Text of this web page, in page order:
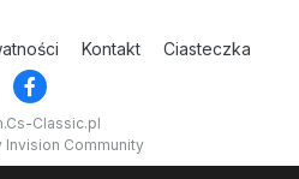
Kontakt Ciasteczka
Classic.pl
Invision Community